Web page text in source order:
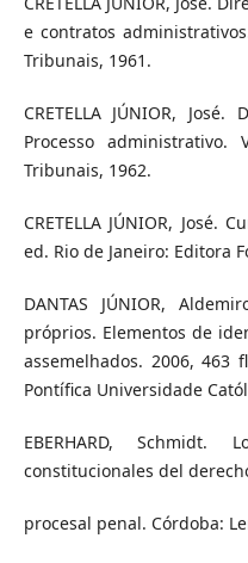
e contratos
Tribunais, 1961.
CRETELLA JÚNIOR,
Processo administrativo.
Tribunais, 1962.
CRETELLA JÚNIOR,
ed. Rio de Janeiro: Editora
DANTAS JÚNIOR,
próprios. Elementos de
assemelhados. 2006, 463
Pontífica Universidade
EBERHARD,
constitucionales del
procesal penal. Córdoba: